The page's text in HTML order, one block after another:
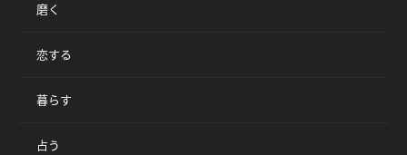
磨く
恋する
暮らす
占う